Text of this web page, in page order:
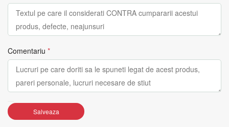
Comentariu *
Salveaza